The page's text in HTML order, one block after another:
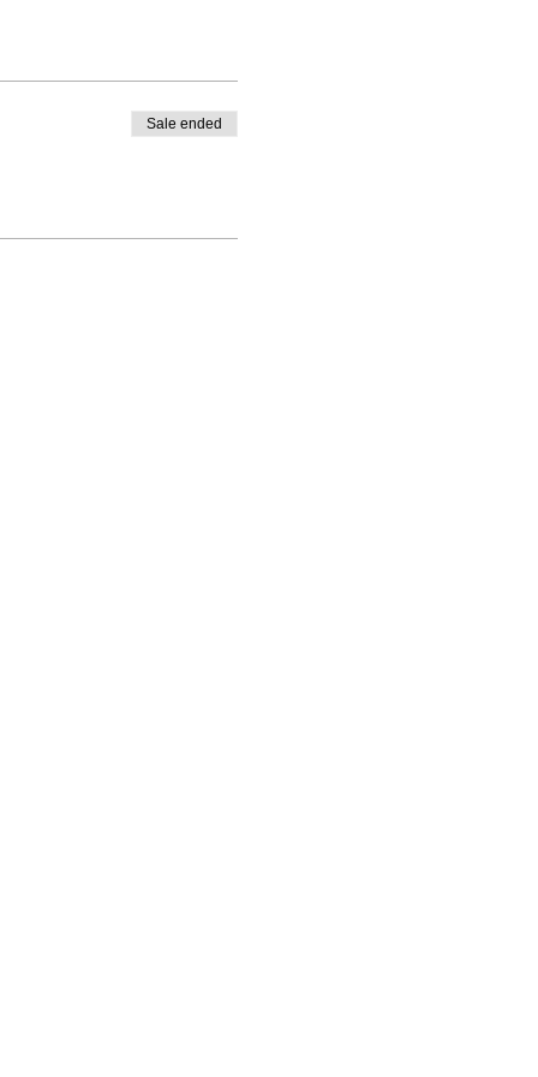
Sale ended